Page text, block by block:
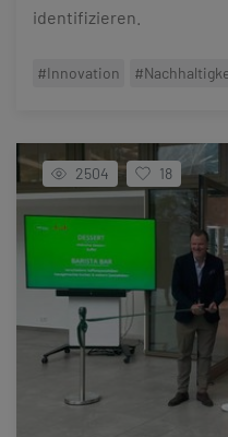
identifizieren.
#Innovation
2504 18